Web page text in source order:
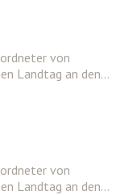
von
Landtag an den...
von
Landtag an den...